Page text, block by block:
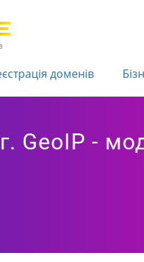
доменів
GeoIP -